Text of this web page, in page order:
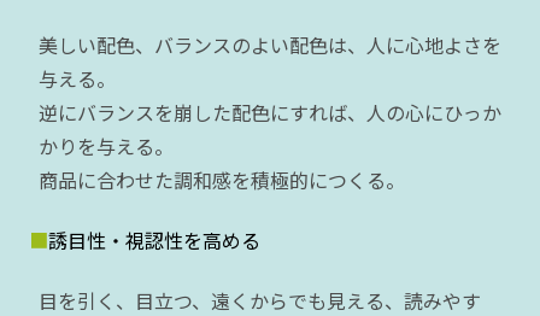
美しい配色、バランスのよい配色は、人に心地よさを
与える。
逆にバランスを崩した配色にすれば、人の心にひっか
かりを与える。
商品に合わせた調和感を積極的につくる。
誘目性・視認性を高める
目を引く、目立つ、遠くからでも見える、読みやす